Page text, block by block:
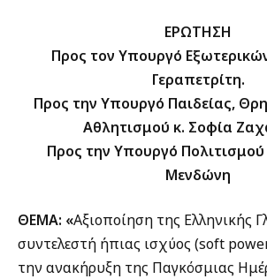
ΕΡΩΤΗΣΗ
Προς τον Υπουργό
Γεραπετρίτη.
Προς την Υπουργό Παιδείας,
Αθλητισμού κ. Σοφία
Προς την Υπουργό Πολιτισμού
Μενδώνη
ΘΕΜΑ: «Αξιοποίηση της Ελληνικής
συντελεστή ήπιας ισχύος (soft
την ανακήρυξη της Παγκόσμιας